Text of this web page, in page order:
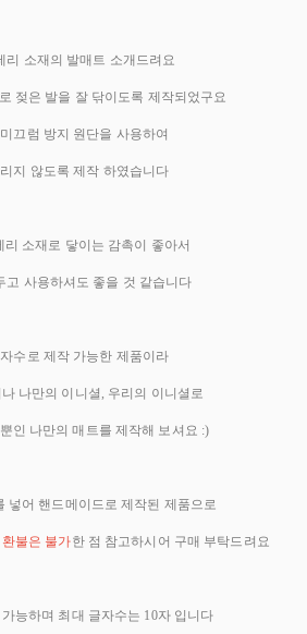
리 소재의 발매트 소개드려요
젖은 발을 잘 닦이도록 제작되었구요
끄럼 방지 원단을 사용하여
지 않도록 제작 하였습니다
리 소재로 닿이는 감촉이 좋아서
고 사용하셔도 좋을 것 같습니다
수로 제작 가능한 제품이라
나만의 이니셜, 우리의 이니셜로
인 나만의 매트를 제작해 보셔요 :)
넣어 핸드메이드로 제작된 제품으로
불은 불가한 점 참고하시어 구매 부탁드려요
능하며 최대 글자수는 10자 입니다